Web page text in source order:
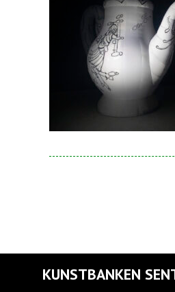
KUNSTBANKEN